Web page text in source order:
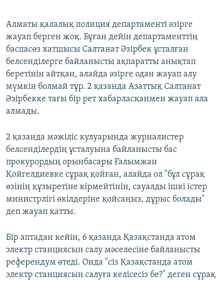
Алматы қалалық полиция департаменті әзірге
жауап берген жоқ. Бұған дейін департаменттің
баспасөз хатшысы Салтанат Әзірбек ұсталған
белсенділерге байланысты ақпаратты анықтап
беретінін айтқан, алайда әзірге одан жауап алу
мүмкін болмай тұр. 2 қазанда Азаттық Салтанат
Әзірбекке тағы бір рет хабарласқанмен жауап ала
алмады.
2 қазанда мәжіліс кулуарында журналистер
белсенділердің ұсталуына байланысты бас
прокурордың орынбасары Ғалымжан
Қойгелдиевке сұрақ қойған, алайда ол "бұл сұрақ
өзінің құзыретіне кірмейтінін, сауалды ішкі істер
министрлігі өкілдеріне қойсаңыз, дұрыс болады"
деп жауап қатты.
Бір аптадан кейін, 6 қазанда Қазақстанда атом
электр станциясын салу мәселесіне байланысты
референдум өтеді. Онда "сіз Қазақстанда атом
электр станциясын салуға келісесіз бе?" деген сұрақ